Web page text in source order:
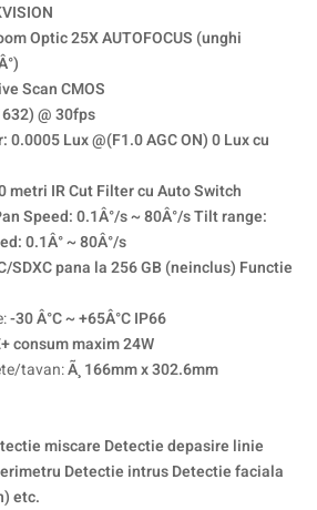
Optic 25X AUTOFOCUS (unghi
Scan CMOS
@ 30fps
0.0005 Lux @(F1.0 AGC ON) 0 Lux cu
metri IR Cut Filter cu Auto Switch
Speed: 0.1Â°/s ~ 80Â°/s Tilt range:
0.1Â° ~ 80Â°/s
SDXC pana la 256 GB (neinclus) Functie
-30 Â°C ~ +65Â°C IP66
consum maxim 24W
tavan:Ã¸166mm x 302.6mm
miscare Detectie depasire linie
Detectie intrus Detectie faciala
etc.